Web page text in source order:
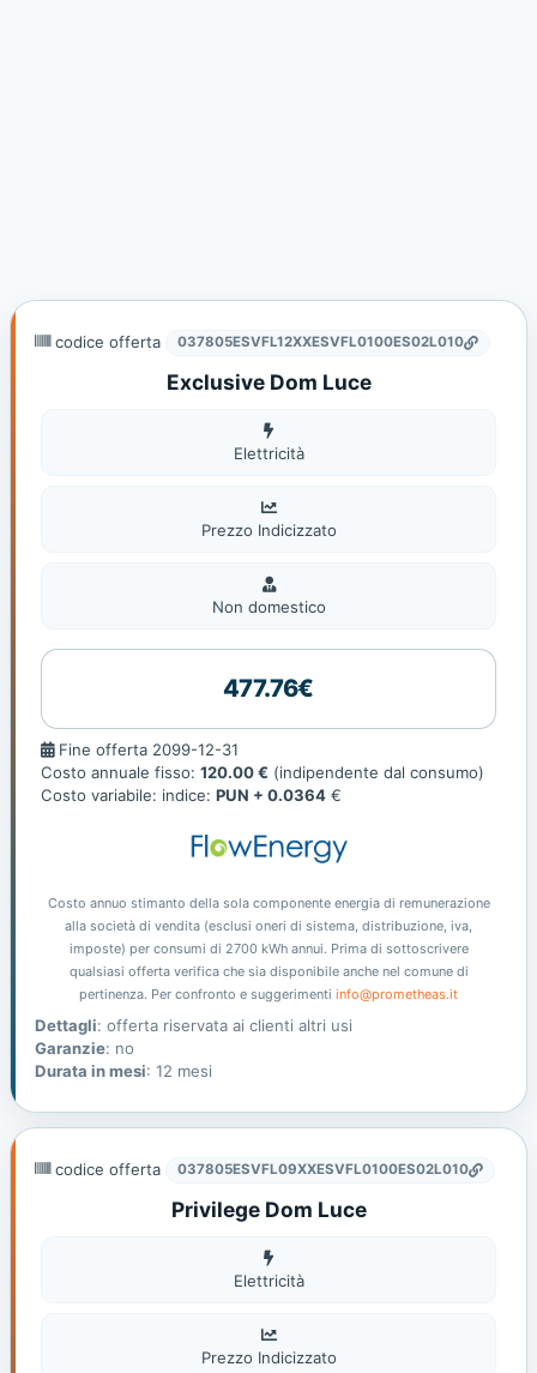
codice offerta 037805ESVFL12XXESVFL0100ES02L010
Exclusive Dom Luce
Elettricità
Elettricità
Prezzo Indicizzato
Non
domestic
Non domestico
477.76€
Fine
offerta
Fine offerta 2099-12-31
Costo annuale fisso: 120.00 € (indipendente dal consumo)
Costo variabile: indice: PUN + 0.0364 €
Costo annuo stimanto della sola componente energia di remunerazione
alla società di vendita (esclusi oneri di sistema, distribuzione, iva,
imposte) per consumi di 2700 kWh annui. Prima di sottoscrivere
qualsiasi offerta verifica che sia disponibile anche nel comune di
pertinenza. Per confronto e suggerimenti info@prometheas.it
Dettagli: offerta riservata ai clienti altri usi
Garanzie: no
Durata in mesi: 12 mesi
codice offerta 037805ESVFL09XXESVFL0100ES02L010
Privilege Dom Luce
Elettricità
Elettricità
Prezzo Indicizzato